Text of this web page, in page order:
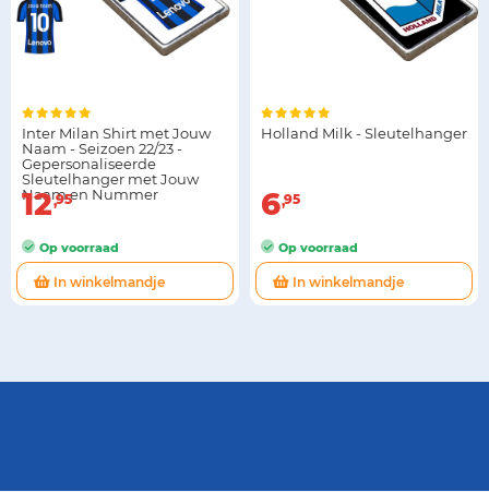
Inter Milan Shirt met Jouw
Naam - Seizoen 22/23 -
Gepersonaliseerde
Sleutelhanger met Jouw
Naam en Nummer
12 95
Op voorraad
In winkelmandje
Holland Milk - Sleutelhanger
6 95
Op voorraad
In winkelmandje